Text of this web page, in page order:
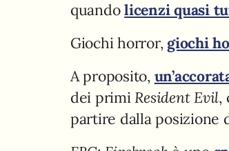
quandolicenzi quasi
Giochi horror, giochi
A proposito,
dei primi Resident Evil,
partire dalla posizione